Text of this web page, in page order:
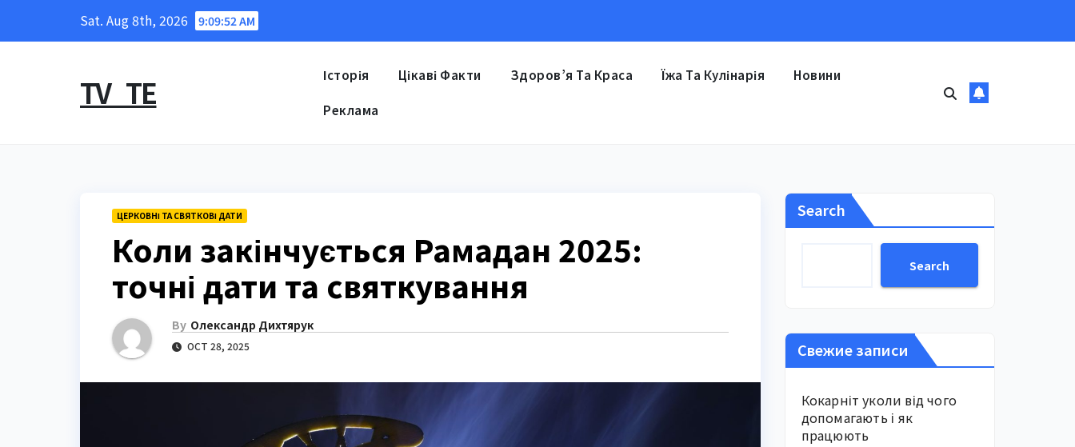
Sat. Aug 8th, 2026 9:09:53 AM
TV_TE Історія Цікаві Факти Здоров’я Та Краса Їжа Та Кулінарія Новини
Реклама
ЦЕРКОВНІ ТА СВЯТКОВІ ДАТИ
Коли закінчується Рамадан 2025:
точні дати та святкування
By Олександр Дихтярук
OCT 28, 2025
Search
Search
Свежие записи
Кокарніт уколи від чого
допомагають і як
працюють